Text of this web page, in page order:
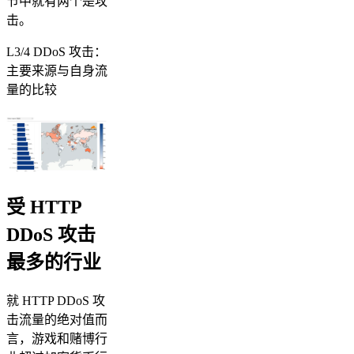
击。
L3/4 DDoS 攻击：
主要来源与自身流
量的比较
受 HTTP
DDoS 攻击
最多的行业
就 HTTP DDoS 攻
击流量的绝对值而
言，游戏和赌博行